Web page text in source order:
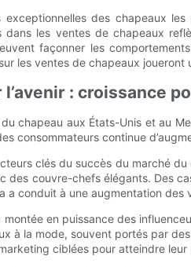
exceptionnelles des chapeaux
dans les ventes de chapeaux
façonner les
les ventes de chapeaux joueront
l’avenir : croissance
chapeau aux États-Unis et au
consommateurs continue
clés du succès du marché
des couvre-chefs élégants. Des
a conduit à une augmentation
montée en puissance des
à la mode, souvent portés par
ciblées pour atteindre